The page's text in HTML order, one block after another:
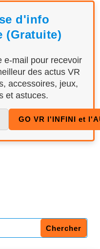
d'info
(Gratuite)
e-mail pour recevoir
des actus VR
accessoires, jeux,
et astuces.